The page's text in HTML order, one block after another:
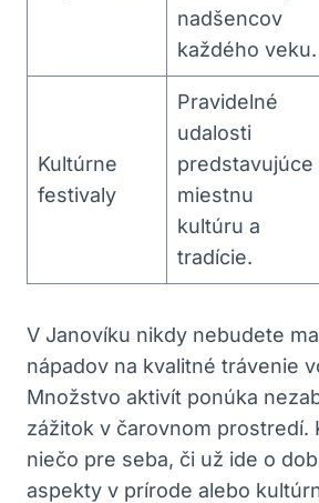
​nadšencov
každého veku.
Kultúrne
festivaly
Pravidelné
udalosti
‍predstavujúce
miestnu
kultúru ‌a⁢
tradície.
V Janovíku nikdy nebudete
nápadov na kvalitné trávenie
Množstvo aktivít ponúka
zážitok ‌v čarovnom prostredí.
niečo⁤ pre ‌seba, či⁣ už‍ ide ‍o
aspekty v prírode alebo